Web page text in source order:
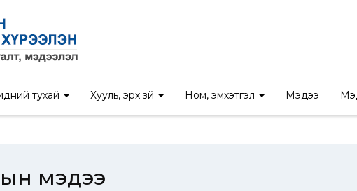
тухай Хууль, эрх зүй Ном, эмхэтгэл Мэдээ
Нүүр / Ном / Шинэ номын мэдээ
мэдээ